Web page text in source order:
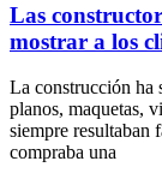
Las
mostrar a los
La construcción ha
planos, maquetas,
siempre resultaban
compraba una